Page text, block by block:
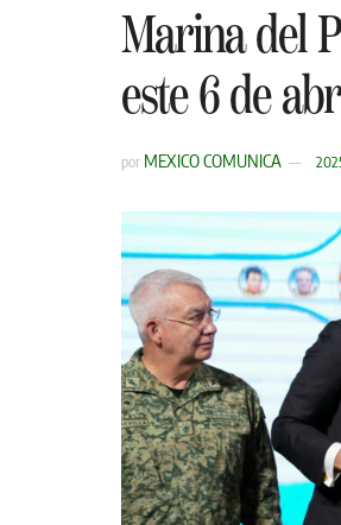
Marina del
este 6 de
por MEXICO COMUNICA